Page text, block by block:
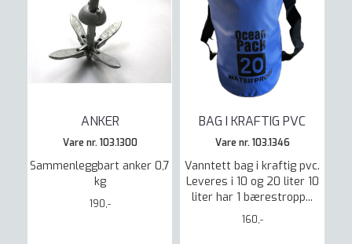
ANKER
Vare nr. 103.1300
Sammenleggbart anker 0,7
kg
190,-
BAG I KRAFTIG PVC
Vare nr. 103.1346
Vanntett bag i kraftig pvc.
Leveres i 10 og 20 liter 10
liter har 1 bærestropp...
160,-